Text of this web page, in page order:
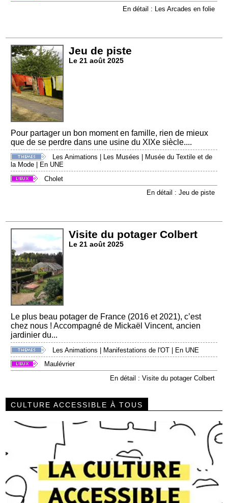
En détail : Les Arcades en folie
Jeu de piste
Le 21 août 2025
Pour partager un bon moment en famille, rien de mieux
que de se perdre dans une usine du XIXe siècle....
Les Animations Les Musées
Musée du Textile et de
la Mode
En UNE
Cholet
En détail : Jeu de piste
Visite du potager Colbert
Le 21 août 2025
Le plus beau potager de France (2016 et 2021), c’est
chez nous ! Accompagné de Mickaël Vincent, ancien
jardinier du...
Les Animations Manifestations de l'OT
En UNE
Maulévrier
En détail : Visite du potager Colbert
CULTURE ACCESSIBLE À TOUS